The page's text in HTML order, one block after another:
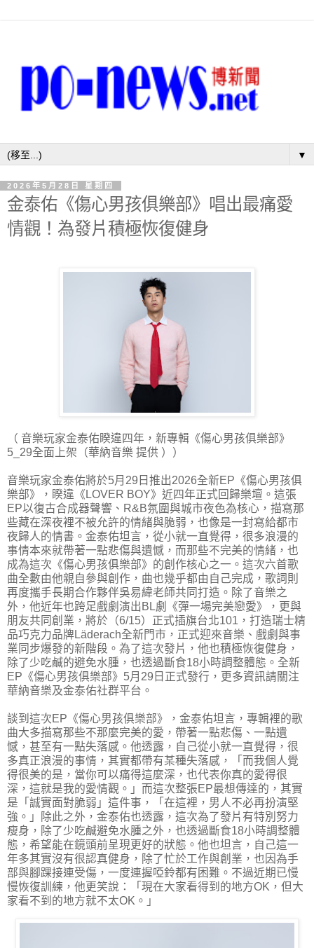
▼
2026年5月28日 星期四
金泰佑《傷心男孩俱樂部》唱出最痛愛
情觀！為發片積極恢復健身
（ 音樂玩家金泰佑睽違四年，新專輯《傷心男孩俱樂部》
5_29全面上架（華納音樂 提供 ））
音樂玩家金泰佑將於5月29日推出2026全新EP《傷心男孩俱
樂部》，睽違《LOVER BOY》近四年正式回歸樂壇。這張
EP以復古合成器聲響、R&B氛圍與城市夜色為核心，描寫那
些藏在深夜裡不被允許的情緒與脆弱，也像是一封寫給都市
夜歸人的情書。金泰佑坦言，從小就一直覺得，很多浪漫的
事情本來就帶著一點悲傷與遺憾，而那些不完美的情緒，也
成為這次《傷心男孩俱樂部》的創作核心之一。這次六首歌
曲全數由他親自參與創作，曲也幾乎都由自己完成，歌詞則
再度攜手長期合作夥伴吳易緯老師共同打造。除了音樂之
外，他近年也跨足戲劇演出BL劇《彈一場完美戀愛》，更與
朋友共同創業，將於（6/15）正式插旗台北101，打造瑞士精
品巧克力品牌Läderach全新門市，正式迎來音樂、戲劇與事
業同步爆發的新階段。為了這次發片，他也積極恢復健身，
除了少吃鹹的避免水腫，也透過斷食18小時調整體態。全新
EP《傷心男孩俱樂部》5月29日正式發行，更多資訊請關注
華納音樂及金泰佑社群平台。
談到這次EP《傷心男孩俱樂部》，金泰佑坦言，專輯裡的歌
曲大多描寫那些不那麼完美的愛，帶著一點悲傷、一點遺
憾，甚至有一點失落感。他透露，自己從小就一直覺得，很
多真正浪漫的事情，其實都帶有某種失落感，「而我個人覺
得很美的是，當你可以痛得這麼深，也代表你真的愛得很
深，這就是我的愛情觀。」而這次整張EP最想傳達的，其實
是「誠實面對脆弱」這件事，「在這裡，男人不必再扮演堅
強。」除此之外，金泰佑也透露，這次為了發片有特別努力
瘦身，除了少吃鹹避免水腫之外，也透過斷食18小時調整體
態，希望能在鏡頭前呈現更好的狀態。他也坦言，自己這一
年多其實沒有很認真健身，除了忙於工作與創業，也因為手
部與腳踝接連受傷，一度連握啞鈴都有困難。不過近期已慢
慢恢復訓練，他更笑說：「現在大家看得到的地方OK，但大
家看不到的地方就不太OK。」